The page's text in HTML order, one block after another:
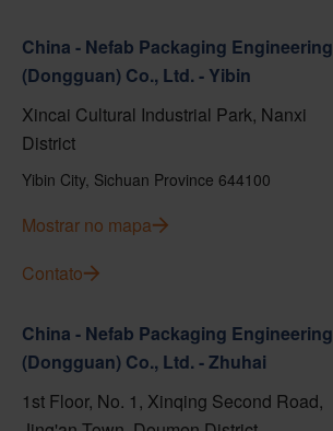
China - Nefab Packaging Engineering
(Dongguan) Co., Ltd. - Yibin
Xincai Cultural Industrial Park, Nanxi
District
Yibin City, Sichuan Province 644100
Mostrar no mapa
Contato
China - Nefab Packaging Engineering
(Dongguan) Co., Ltd. - Zhuhai
1st Floor, No. 1, Xinqing Second Road,